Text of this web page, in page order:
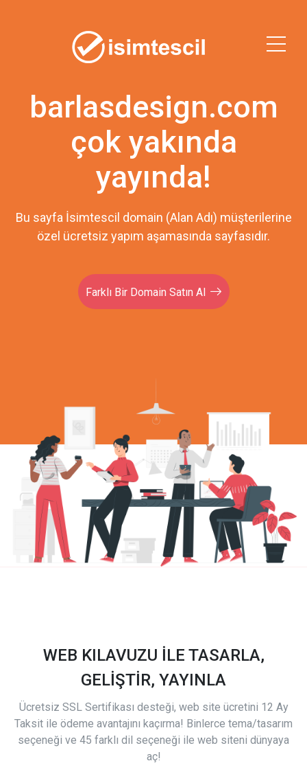
barlasdesign.com
çok yakında
yayında!
Bu sayfa İsimtescil domain (Alan Adı) müşterilerine
özel ücretsiz yapım aşamasında sayfasıdır.
Farklı Bir Domain Satın Al
WEB KILAVUZU İLE TASARLA,
GELİŞTİR, YAYINLA
Ücretsiz SSL Sertifikası desteği, web site ücretini 12 Ay
Taksit ile ödeme avantajını kaçırma! Binlerce tema/tasarım
seçeneği ve 45 farklı dil seçeneği ile web siteni dünyaya
aç!